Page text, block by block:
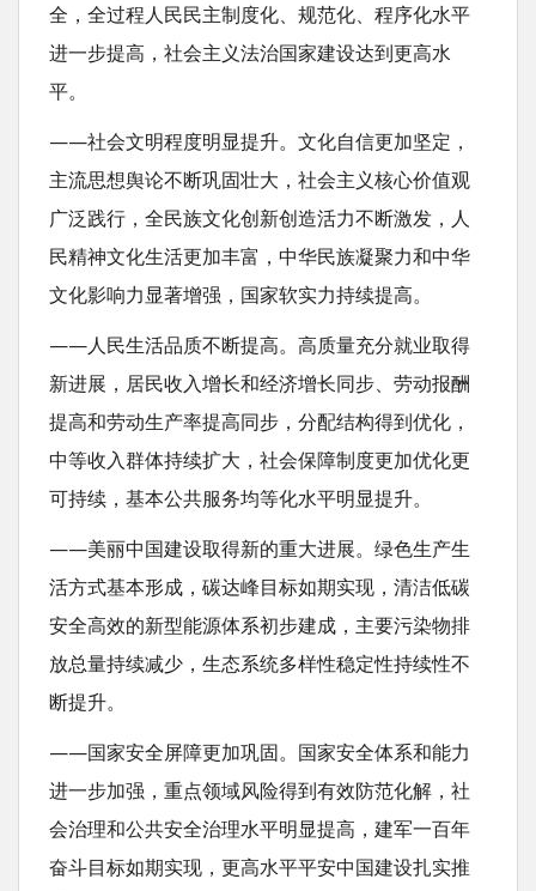
全，全过程人民民主制度化、规范化、程序化水平
进一步提高，社会主义法治国家建设达到更高水
平。
——社会文明程度明显提升。文化自信更加坚定，
主流思想舆论不断巩固壮大，社会主义核心价值观
广泛践行，全民族文化创新创造活力不断激发，人
民精神文化生活更加丰富，中华民族凝聚力和中华
文化影响力显著增强，国家软实力持续提高。
——人民生活品质不断提高。高质量充分就业取得
新进展，居民收入增长和经济增长同步、劳动报酬
提高和劳动生产率提高同步，分配结构得到优化，
中等收入群体持续扩大，社会保障制度更加优化更
可持续，基本公共服务均等化水平明显提升。
——美丽中国建设取得新的重大进展。绿色生产生
活方式基本形成，碳达峰目标如期实现，清洁低碳
安全高效的新型能源体系初步建成，主要污染物排
放总量持续减少，生态系统多样性稳定性持续性不
断提升。
——国家安全屏障更加巩固。国家安全体系和能力
进一步加强，重点领域风险得到有效防范化解，社
会治理和公共安全治理水平明显提高，建军一百年
奋斗目标如期实现，更高水平平安中国建设扎实推